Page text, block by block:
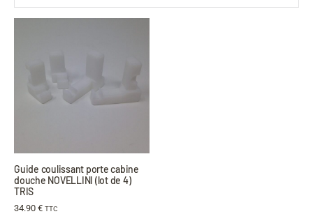
Guide coulissant porte cabine
douche NOVELLINI (lot de 4)
TRIS
34.90 € TTC